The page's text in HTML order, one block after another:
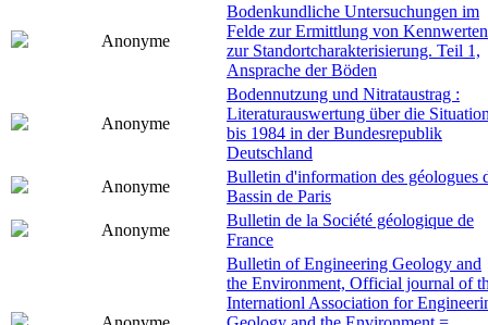
Anonyme
Bodenkundliche Untersuchungen im
Felde zur Ermittlung von Kennwerten
zur Standortcharakterisierung. Teil 1,
Ansprache der Böden
Anonyme
Bodennutzung und Nitrataustrag :
Literaturauswertung über die
bis 1984 in der Bundesrepublik
Deutschland
Anonyme
Bulletin d'information des géologues
Bassin de Paris
Anonyme
Bulletin de la Société géologique de
France
Bulletin of Engineering Geology and
the Environment, Official journal of
Internationl Association for